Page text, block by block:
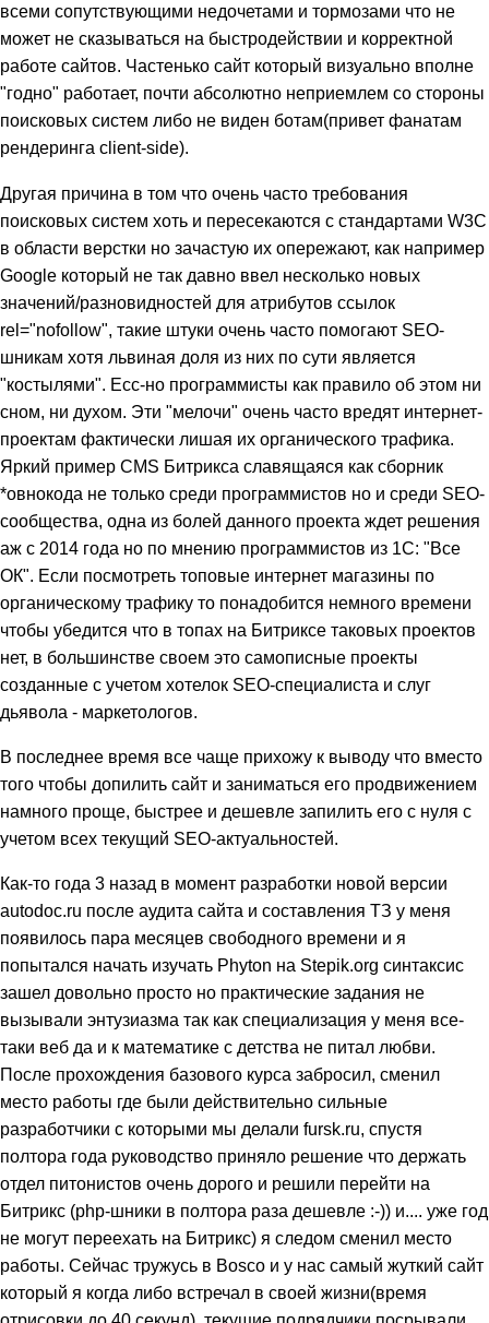
всеми сопутствующими недочетами и тормозами что не
может не сказываться на быстродействии и корректной
работе сайтов. Частенько сайт который визуально вполне
"годно" работает, почти абсолютно неприемлем со стороны
поисковых систем либо не виден ботам(привет фанатам
рендеринга client-side).
Другая причина в том что очень часто требования
поисковых систем хоть и пересекаются с стандартами W3C
в области верстки но зачастую их опережают, как например
Google который не так давно ввел несколько новых
значений/разновидностей для атрибутов ссылок
rel="nofollow", такие штуки очень часто помогают SEO-
шникам хотя львиная доля из них по сути является
"костылями". Есс-но программисты как правило об этом ни
сном, ни духом. Эти "мелочи" очень часто вредят интернет-
проектам фактически лишая их органического трафика.
Яркий пример CMS Битрикса славящаяся как сборник
*овнокода не только среди программистов но и среди SEO-
сообщества, одна из болей данного проекта ждет решения
аж с 2014 года но по мнению программистов из 1С: "Все
ОК". Если посмотреть топовые интернет магазины по
органическому трафику то понадобится немного времени
чтобы убедится что в топах на Битриксе таковых проектов
нет, в большинстве своем это самописные проекты
созданные с учетом хотелок SEO-специалиста и слуг
дьявола - маркетологов.
В последнее время все чаще прихожу к выводу что вместо
того чтобы допилить сайт и заниматься его продвижением
намного проще, быстрее и дешевле запилить его с нуля с
учетом всех текущий SEO-актуальностей.
Как-то года 3 назад в момент разработки новой версии
autodoc.ru после аудита сайта и составления ТЗ у меня
появилось пара месяцев свободного времени и я
попытался начать изучать Phyton на Stepik.org синтаксис
зашел довольно просто но практические задания не
вызывали энтузиазма так как специализация у меня все-
таки веб да и к математике с детства не питал любви.
После прохождения базового курса забросил, сменил
место работы где были действительно сильные
разработчики с которыми мы делали fursk.ru, спустя
полтора года руководство приняло решение что держать
отдел питонистов очень дорого и решили перейти на
Битрикс (php-шники в полтора раза дешевле :-)) и.... уже год
не могут переехать на Битрикс) я следом сменил место
работы. Сейчас тружусь в Bosco и у нас самый жуткий сайт
который я когда либо встречал в своей жизни(время